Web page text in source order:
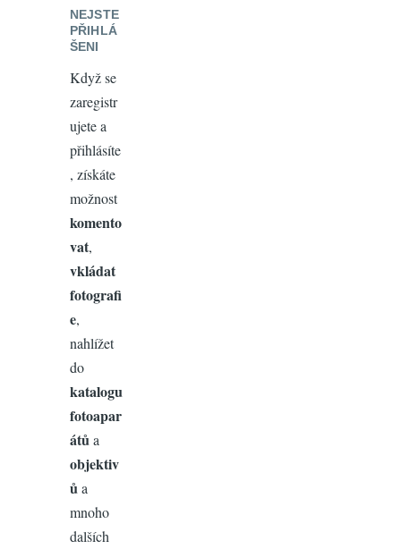
NEJSTE
PŘIHLÁ
ŠENI
Když se
zaregistr
ujete a
přihlásíte
, získáte
možnost
komento
vat,
vkládat
fotografi
e,
nahlížet
do
katalogu
fotoapar
átů a
objektiv
ů a
mnoho
dalších